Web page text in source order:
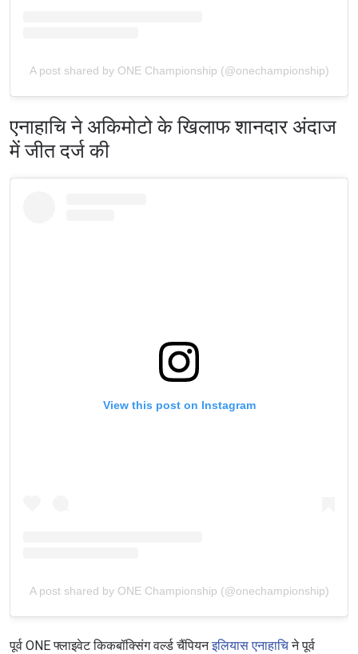
A post shared by ONE Championship (@onechampionship)
एनाहाचि ने अकिमोटो के खिलाफ शानदार अंदाज
में जीत दर्ज की
View this post on Instagram
A post shared by ONE Championship (@onechampionship)
पूर्व ONE फ्लाइवेट किकबॉक्सिंग वर्ल्ड चैंपियनइलियास एनाहाचिने पूर्व